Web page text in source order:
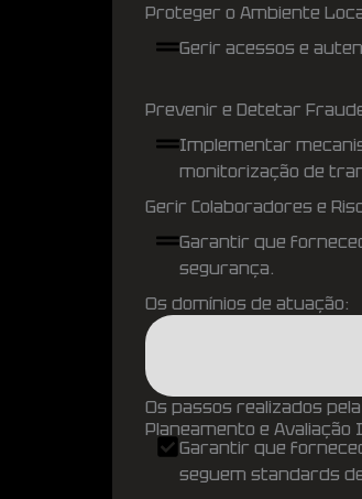
Proteger o Ambiente
Gerir acessos e
Prevenir e Detetar
Implementar
monitorização de
Gerir Colaboradores e
Garantir que
segurança.
Os domínios de atuação:
Os passos realizados
Planeamento e Avaliação
Garantir que
seguem standards